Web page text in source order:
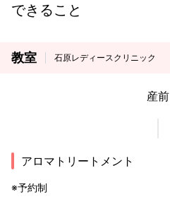
できること
教室 石原レディースクリニック
産前
アロマトリートメント
※予約制